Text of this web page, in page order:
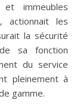
immeubles
actionnait les
la sécurité
sa fonction
du service
pleinement à
gamme.